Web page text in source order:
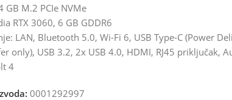
GB M.2 PCIe NVMe
RTX 3060, 6 GB GDDR6
LAN, Bluetooth 5.0, Wi-Fi 6, USB Type-C (Power
only), USB 3.2, 2x USB 4.0, HDMI, RJ45 priključak,
4
0001292997